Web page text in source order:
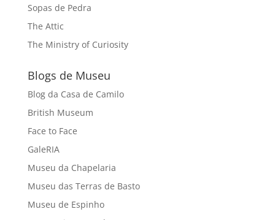
Sopas de Pedra
The Attic
The Ministry of Curiosity
Blogs de Museu
Blog da Casa de Camilo
British Museum
Face to Face
GaleRIA
Museu da Chapelaria
Museu das Terras de Basto
Museu de Espinho